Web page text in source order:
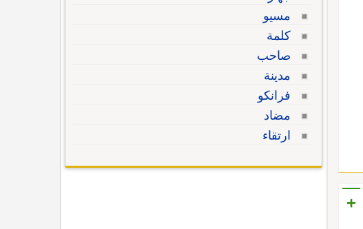
+
مسيو
كلمة
صاحب
مدينة
فرانكو
مضاد
ارتقاء